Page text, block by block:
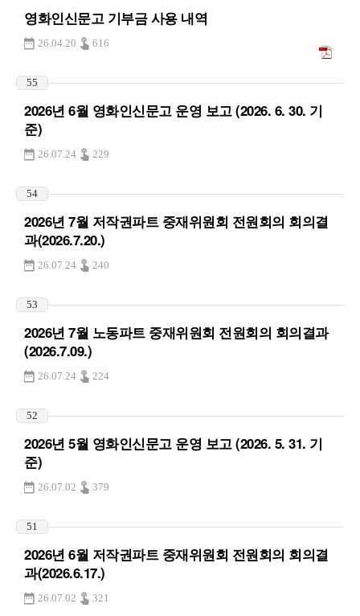
영화인신문고 기부금 사용 내역
26.04.20 616
55
2026년 6월 영화인신문고 운영 보고 (2026. 6. 30. 기
준)
26.07.24 229
54
2026년 7월 저작권파트 중재위원회 전원회의 회의결
과(2026.7.20.)
26.07.24 240
53
2026년 7월 노동파트 중재위원회 전원회의 회의결과
(2026.7.09.)
26.07.24 224
52
2026년 5월 영화인신문고 운영 보고 (2026. 5. 31. 기
준)
26.07.02 379
51
2026년 6월 저작권파트 중재위원회 전원회의 회의결
과(2026.6.17.)
26.07.02 321